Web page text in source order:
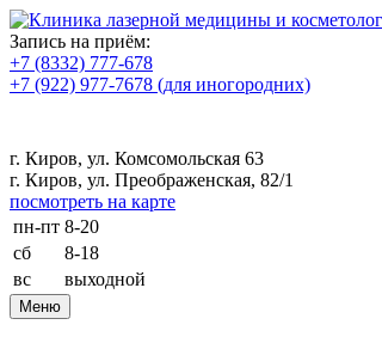
Запись на приём:
+7 (8332) 777-678
+7 (922) 977-7678 (для иногородних)
г. Киров, ул. Комсомольская 63
г. Киров, ул. Преображенская, 82/1
посмотреть на карте
пн-пт 8-20
сб
8-18
вс
выходной
Меню